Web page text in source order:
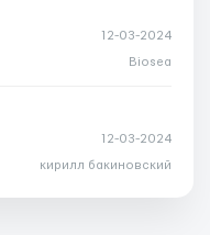
12-03-2024
Biosea
12-03-2024
кирилл бакиновский